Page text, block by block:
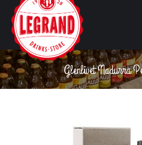
Glenlivet Nadurra
Vous